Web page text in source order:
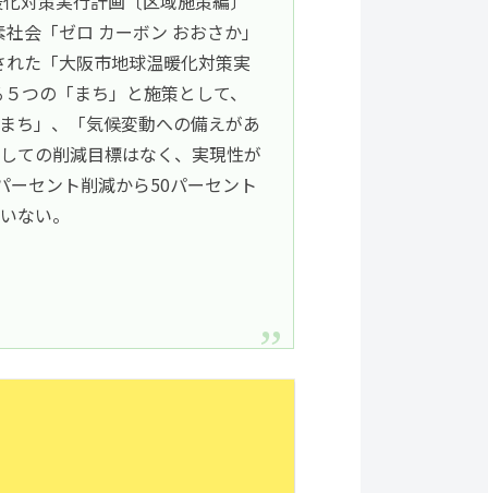
会「ゼロ カーボン おおさか」
た「大阪市地球温暖化対策実
つの「まち」と施策として、
ち」、「気候変動への備えがあ
ての削減目標はなく、実現性が
セント削減から50パーセント
ない。